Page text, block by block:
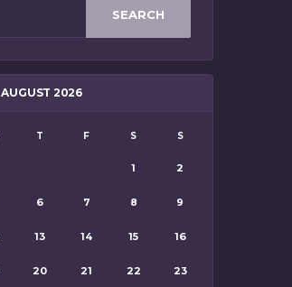
SEARCH
AUGUST 2026
T F S S
1 2
6 7 8 9
13 14 15 16
20 21 22 23